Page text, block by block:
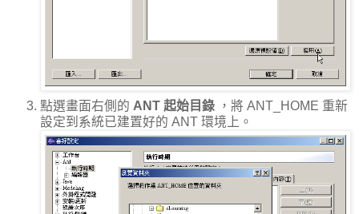
點選畫面右側的 ANT 起始目錄 ，將 ANT_HOME 重新
設定到系統已建置好的 ANT 環境上。